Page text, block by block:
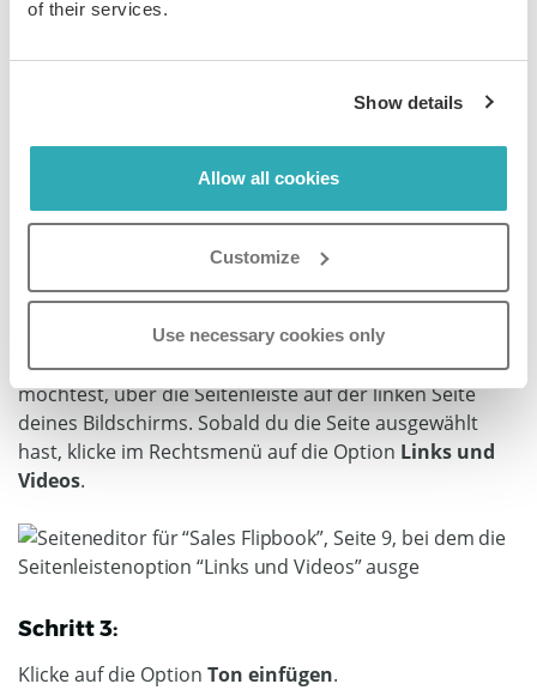
of their services.
Show details
Allow all cookies
Customize
Use necessary cookies only
Schritt 1:
Wähle das Flipbook, dem du Audio hinzufügen
möchtest, und klicke auf dasBearbeiten-Symbol.
Finde die Seite im Flipbook, zu der du Audio hinzufügen
möchtest, über die Seitenleiste auf der linken Seite
deines Bildschirms. Sobald du die Seite ausgewählt
hast, klicke im Rechtsmenü auf die Option Links und
Videos.
Schritt 3:
Klicke auf die Option Ton einfügen.